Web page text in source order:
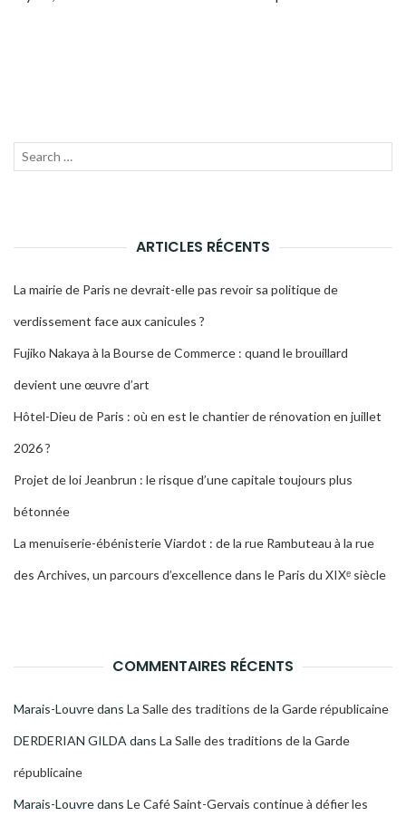
Recherche
ARTICLES RÉCENTS
La mairie de Paris ne devrait-elle pas revoir sa politique de
verdissement face aux canicules ?
Fujiko Nakaya à la Bourse de Commerce : quand le brouillard
devient une œuvre d’art
Hôtel-Dieu de Paris : où en est le chantier de rénovation en juillet
2026 ?
Projet de loi Jeanbrun : le risque d’une capitale toujours plus
bétonnée
La menuiserie-ébénisterie Viardot : de la rue Rambuteau à la rue
des Archives, un parcours d’excellence dans le Paris du XIXᵉ siècle
COMMENTAIRES RÉCENTS
Marais-Louvredans La Salle des traditions de la Garde républicaine
DERDERIAN GILDAdans La Salle des traditions de la Garde
républicaine
Marais-Louvredans Le Café Saint-Gervais continue à défier les